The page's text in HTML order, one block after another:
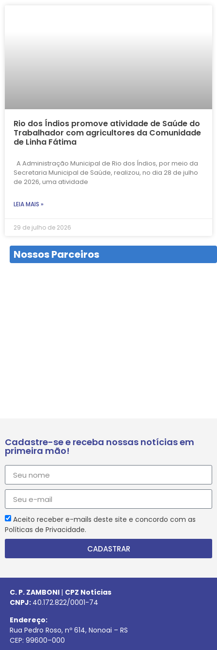
Rio dos Índios promove atividade de Saúde do
Trabalhador com agricultores da Comunidade
de Linha Fátima
A Administração Municipal de Rio dos Índios, por meio da
Secretaria Municipal de Saúde, realizou, no dia 28 de julho
de 2026, uma atividade
LEIA MAIS »
29 de julho de 2026
Nossos Parceiros
Cadastre-se e receba nossas notícias em
primeira mão!
Aceito receber e-mails deste site e concordo com as
Políticas de Privacidade.
CADASTRAR
C. P. ZAMBONI | CPZ Notícias
CNPJ: 40.172.822/0001-74
Endereço:
Rua Pedro Roso, nº 614, Nonoai – RS
CEP: 99600–000